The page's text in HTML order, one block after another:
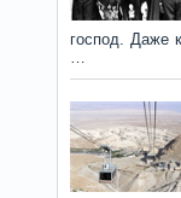
господ. Даже
…